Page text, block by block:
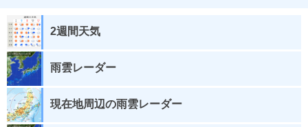
2週間天気
雨雲レーダー
現在地周辺の雨雲レーダー